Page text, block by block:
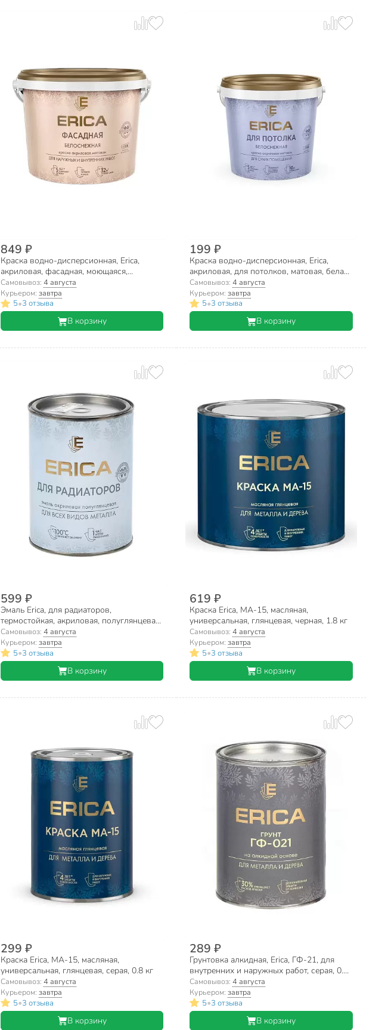
849 ₽
Краска водно-дисперсионная, Erica,
акриловая, фасадная, моющаяся,
влагостойкая, матовая, белая, 4.5 кг
Самовывоз: 4 августа
Курьером: завтра
5•3 отзыва
В корзину
199 ₽
Краска водно-дисперсионная, Erica,
акриловая, для потолков, матовая, белая,
1.4 кг
Самовывоз:4 августа
Курьером:завтра
5•3 отзыва
В корзину
599 ₽
Эмаль Erica, для радиаторов,
термостойкая, акриловая, полуглянцевая,
белая, 0.8 кг
Самовывоз: 4 августа
Курьером: завтра
5•3 отзыва
В корзину
619 ₽
Краска Erica, МА-15, масляная,
универсальная, глянцевая, черная, 1.8 кг
Самовывоз:4 августа
Курьером:завтра
5•3 отзыва
В корзину
299 ₽
Краска Erica, МА-15, масляная,
универсальная, глянцевая, серая, 0.8 кг
Самовывоз: 4 августа
Курьером: завтра
5•3 отзыва
В корзину
289 ₽
Грунтовка алкидная, Erica, ГФ-21, для
внутренних и наружных работ, серая, 0.8
кг
Самовывоз:4 августа
Курьером:завтра
5•3 отзыва
В корзину